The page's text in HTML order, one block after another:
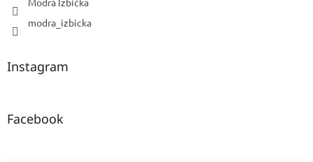
modra_izbicka
Instagram
Facebook